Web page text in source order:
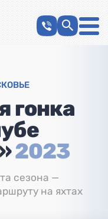
гонка
2023
сезона —
на яхтах